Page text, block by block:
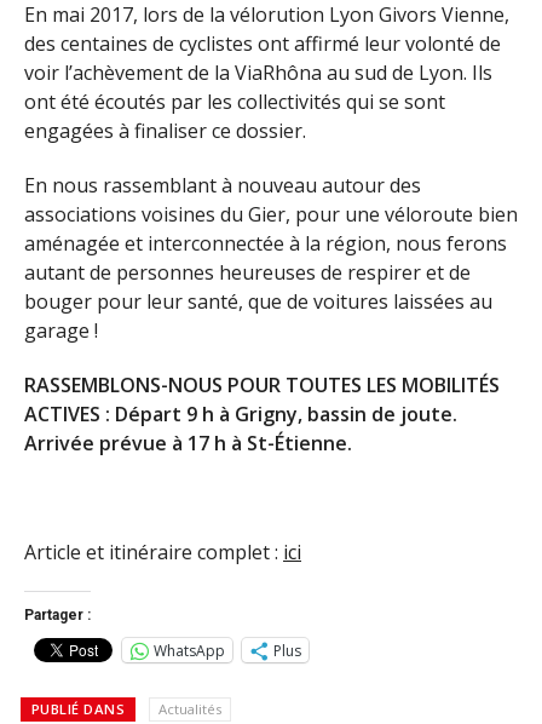
En mai 2017, lors de la vélorution Lyon Givors Vienne,
des centaines de cyclistes ont affirmé leur volonté de
voir l’achèvement de la ViaRhôna au sud de Lyon. Ils
ont été écoutés par les collectivités qui se sont
engagées à finaliser ce dossier.
En nous rassemblant à nouveau autour des
associations voisines du Gier, pour une véloroute bien
aménagée et interconnectée à la région, nous ferons
autant de personnes heureuses de respirer et de
bouger pour leur santé, que de voitures laissées au
garage !
RASSEMBLONS-NOUS POUR TOUTES LES MOBILITÉS
ACTIVES : Départ 9 h à Grigny, bassin de joute.
Arrivée prévue à 17 h à St-Étienne.
Article et itinéraire complet : ici
Partager :
WhatsApp Plus
PUBLIÉ DANS Actualités